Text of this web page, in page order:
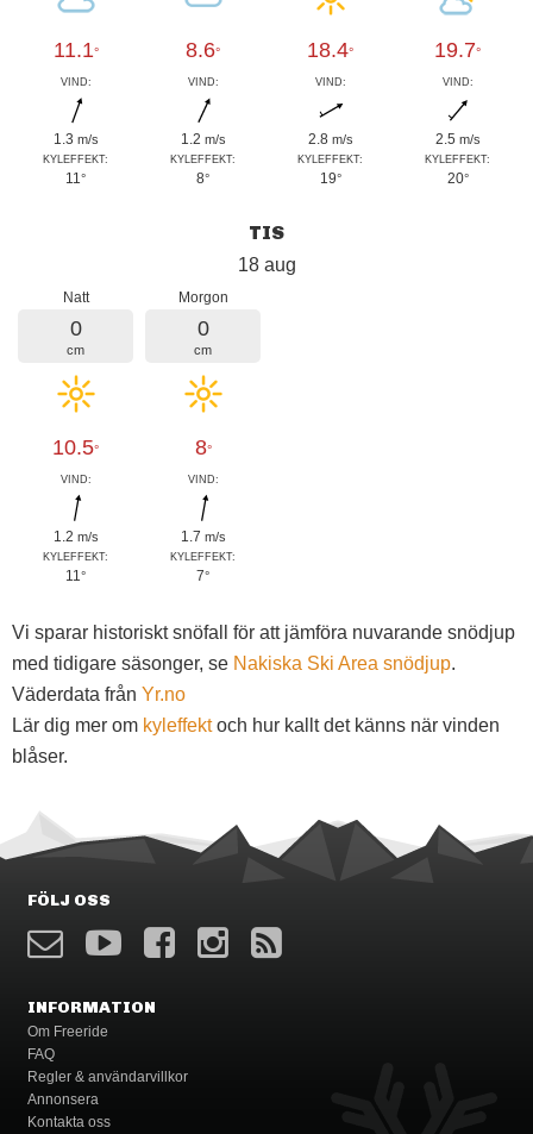
11.1°
VIND:
1.3 m/s
KYLEFFEKT:
11°
8.6°
VIND:
1.2 m/s
KYLEFFEKT:
8°
18.4°
VIND:
2.8 m/s
KYLEFFEKT:
19°
19.7°
VIND:
2.5 m/s
KYLEFFEKT:
20°
TIS
18 aug
Natt
0
cm
10.5°
VIND:
1.2 m/s
KYLEFFEKT:
11°
Morgon
0
cm
8°
VIND:
1.7 m/s
KYLEFFEKT:
7°
Vi sparar historiskt snöfall för att jämföra nuvarande snödjup
med tidigare säsonger, se Nakiska Ski Area snödjup.
Väderdata från Yr.no
Lär dig mer om kyleffektoch hur kallt det känns när vinden
blåser.
FÖLJ OSS
INFORMATION
Om Freeride
FAQ
Regler & användarvillkor
Annonsera
Kontakta oss